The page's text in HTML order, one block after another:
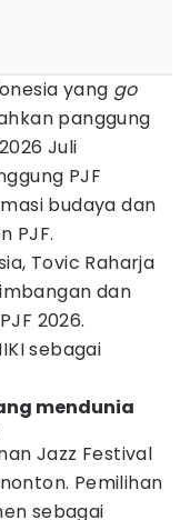
yang go
panggung
Juli
PJF
budaya dan
PJF.
Tovic Raharja
dan
2026.
sebagai
mendunia
Jazz Festival
Pemilihan
sebagai